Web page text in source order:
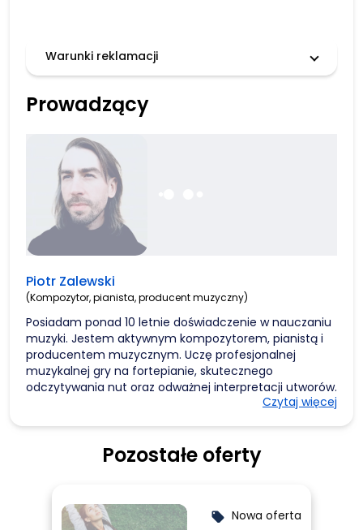
Warunki reklamacji
Prowadzący
Piotr Zalewski
(Kompozytor, pianista, producent muzyczny)
Posiadam ponad 10 letnie doświadczenie w nauczaniu
muzyki. Jestem aktywnym kompozytorem, pianistą i
producentem muzycznym. Uczę profesjonalnej
muzykalnej gry na fortepianie, skutecznego
odczytywania nut oraz odważnej interpretacji utworów.
Prowadzę również zajęcia z kompozycji, aranżacji,
Studio, UMFC, Winiary, Funtronic i Ney Gallery & Prints.
Pracuję z wokalistami oraz spełniam się jako artysta
Czytaj więcej
Pozostałe oferty
local_offer Nowa oferta